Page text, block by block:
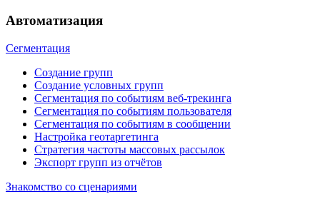
Автоматизация
Сегментация
Создание групп
Создание условных групп
Сегментация по событиям веб-трекинга
Сегментация по событиям пользователя
Сегментация по событиям в сообщении
Настройка геотаргетинга
Стратегия частоты массовых рассылок
Экспорт групп из отчётов
Знакомство со сценариями